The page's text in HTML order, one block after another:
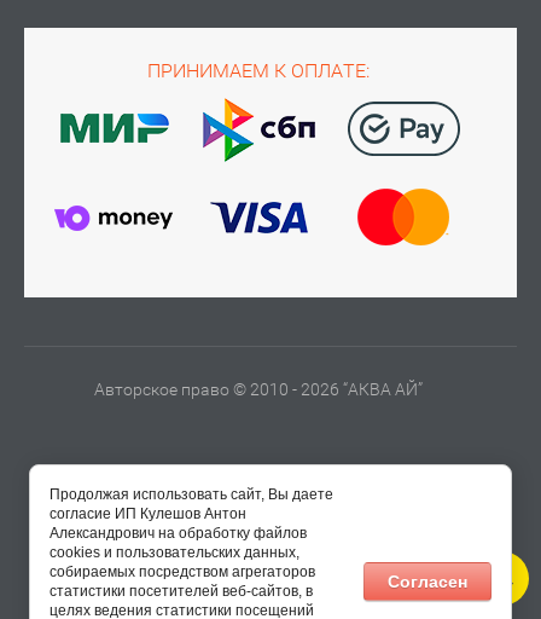
ПРИНИМАЕМ К ОПЛАТЕ:
Авторское право © 2010 - 2026 “АКВА АЙ”
Продолжая использовать сайт, Вы даете
согласие ИП Кулешов Антон
Александрович на обработку файлов
cookies и пользовательских данных,
собираемых посредством агрегаторов
статистики посетителей веб-сайтов, в
целях ведения статистики посещений
Согласен